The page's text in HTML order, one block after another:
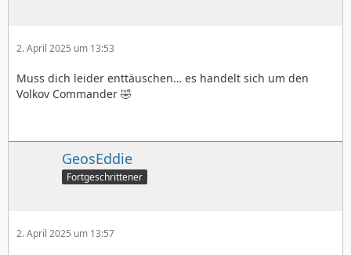
2. April 2025 um 13:53
Muss dich leider enttäuschen… es handelt sich um den
Volkov Commander 🤣
GeosEddie
Fortgeschrittener
2. April 2025 um 13:57